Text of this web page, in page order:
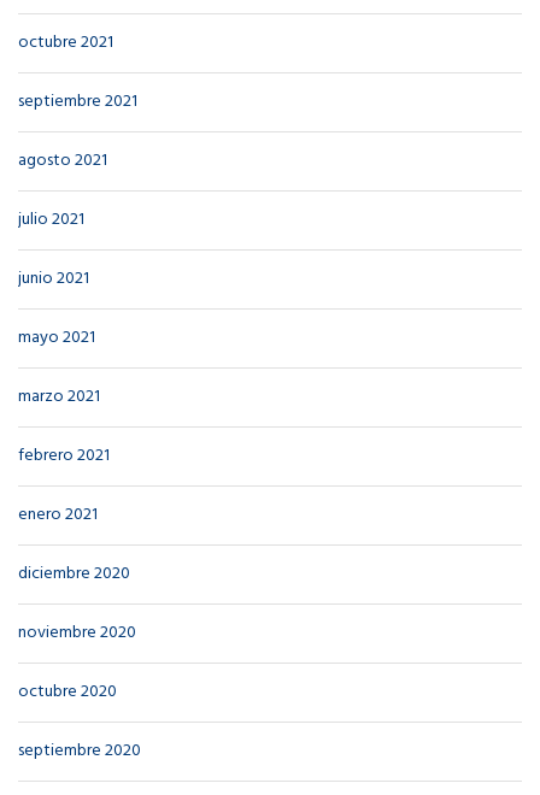
octubre 2021
septiembre 2021
agosto 2021
julio 2021
junio 2021
mayo 2021
marzo 2021
febrero 2021
enero 2021
diciembre 2020
noviembre 2020
octubre 2020
septiembre 2020